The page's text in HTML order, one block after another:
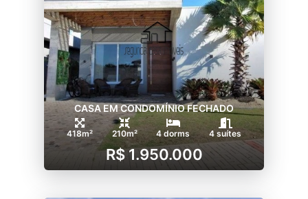
CASA EM CONDOMÍNIO FECHADO
418m² 210m² 4 dorms 4 suítes
R$ 1.950.000